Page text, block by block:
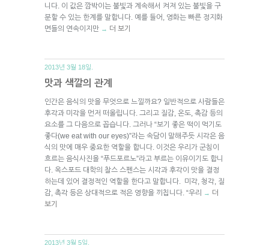
니다. 이 값은 깜박이는 불빛과 계속해서 켜져 있는 불빛을 구
분할 수 있는 한계를 말합니다. 예를 들어, 영화는 빠른 정지화
면들의 연속이지만 → 더 보기
2013년 3월 18일.
맛과 색깔의 관계
인간은 음식의 맛을 무엇으로 느낄까요? 일반적으로 사람들은
후각과 미각을 먼저 떠올립니다. 그리고 질감, 온도, 촉감 등의
요소를 그 다음으로 꼽습니다. 그러나 “보기 좋은 떡이 먹기도
좋다(we eat with our eyes)”라는 속담이 말해주듯 시각은 음
식의 맛에 매우 중요한 역할을 합니다. 이것은 우리가 군침이
흐르는 음식사진을 “푸드포르노”라고 부르는 이유이기도 합니
다. 옥스포드 대학의 찰스 스펜스는 시각과 후각이 맛을 결정
하는데 있어 결정적인 역할을 한다고 말합니다. 미각, 청각, 질
감, 촉각 등은 상대적으로 적은 영향을 끼칩니다. “우리
→ 더
보기
2013년 3월 5일.